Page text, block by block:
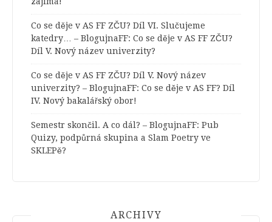
Co se děje v AS FF ZČU? Díl VI. Slučujeme
katedry… – BlogujnaFF: Co se děje v AS FF ZČU?
Díl V. Nový název univerzity?
Co se děje v AS FF ZČU? Díl V. Nový název
univerzity? – BlogujnaFF: Co se děje v AS FF? Díl
IV. Nový bakalářský obor!
Semestr skončil. A co dál? – BlogujnaFF: Pub
Quizy, podpůrná skupina a Slam Poetry ve
SKLEPě?
ARCHIVY